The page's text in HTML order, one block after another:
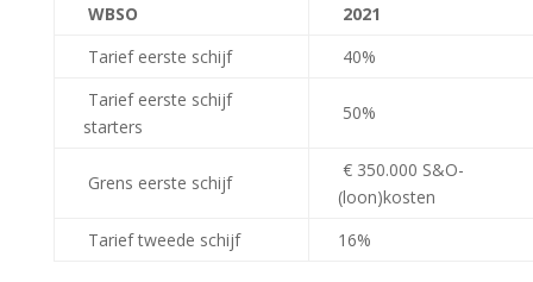
WBSO
2021
Tarief eerste schijf
40%
Tarief eerste schijf
starters
50%
Grens eerste schijf
€ 350.000 S&O-
(loon)kosten
Tarief tweede schijf
16%